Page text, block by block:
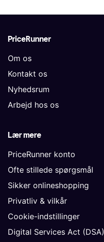
PriceRunner
Om os
Kontakt os
Nyhedsrum
Arbejd hos os
Lær mere
PriceRunner konto
Ofte stillede spørgsmål
Sikker onlineshopping
Privatliv & vilkår
Cookie-indstillinger
Digital Services Act (DSA)